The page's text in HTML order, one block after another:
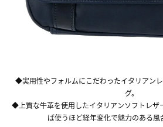
◆実用性やフォルムにこだわったイタリアン
グ。
◆上質な牛革を使用したイタリアンソフトレザ
ば使うほど経年変化で魅力のある風